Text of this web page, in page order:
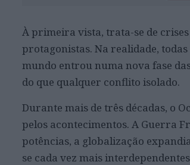
À primeira vista, trata-se de
protagonistas. Na realidade,
mundo entrou numa nova fase
do que qualquer conflito isolado.
Durante mais de três décadas, o
pelos acontecimentos. A Guerra
potências, a globalização
se cada vez mais